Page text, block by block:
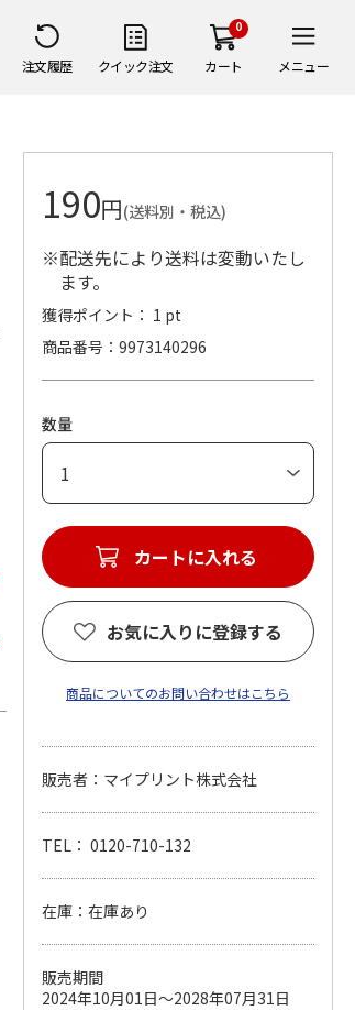
注文履歴 クイック注文
0
カート メニュー
190円(送料別・税込)
※配送先により送料は変動いたし
ます。
獲得ポイント： 1 pt
商品番号
9973140296
数量
カートに入れる
お気に入りに登録する
商品についてのお問い合わせはこちら
販売者：マイプリント株式会社
TEL： 0120-710-132
在庫：在庫あり
販売期間
2024年10月01日～2028年07月31日